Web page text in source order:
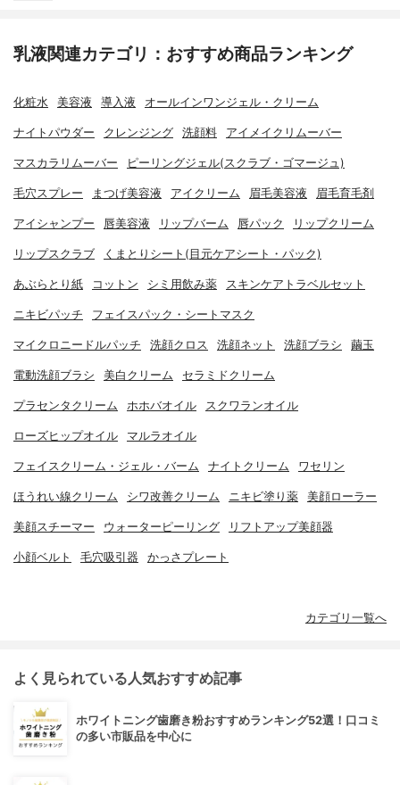
乳液関連カテゴリ：おすすめ商品ランキング
化粧水 美容液 導入液 オールインワンジェル・クリーム
ナイトパウダー クレンジング 洗顔料 アイメイクリムーバー
マスカラリムーバー ピーリングジェル(スクラブ・ゴマージュ)
毛穴スプレー まつげ美容液 アイクリーム 眉毛美容液 眉毛育毛剤
アイシャンプー 唇美容液 リップバーム 唇パック リップクリーム
リップスクラブ くまとりシート(目元ケアシート・パック)
あぶらとり紙 コットン シミ用飲み薬 スキンケアトラベルセット
ニキビパッチ フェイスパック・シートマスク
マイクロニードルパッチ 洗顔クロス 洗顔ネット 洗顔ブラシ 繭玉
電動洗顔ブラシ 美白クリーム セラミドクリーム
プラセンタクリーム ホホバオイル スクワランオイル
ローズヒップオイル マルラオイル
フェイスクリーム・ジェル・バーム ナイトクリーム ワセリン
ほうれい線クリーム シワ改善クリーム ニキビ塗り薬 美顔ローラー
美顔スチーマー ウォーターピーリング リフトアップ美顔器
小顔ベルト 毛穴吸引器 かっさプレート
カテゴリ一覧へ
よく見られている人気おすすめ記事
ホワイトニング歯磨き粉おすすめランキング52選！口コミ
の多い市販品を中心に